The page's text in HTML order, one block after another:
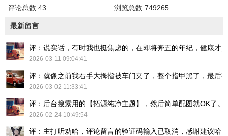
评论总数:43
浏览总数:749265
最新留言
评：说实话，有时我也挺焦虑的，在即将奔五的年纪，健康才
2026-03-11 09:04:41
评：就像之前我右手大拇指被车门夹了，整个指甲黑了，最后
2026-03-02 11:33:41
评：后台搜索用的【拓源纯净主题】，然后简单配图就OK了。
2026-02-24 10:49:54
评：主打听劝哈，评论留言的验证码输入已取消，感谢建议哈！